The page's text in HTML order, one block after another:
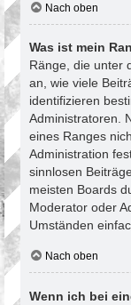
Nach oben
Was ist mein
Ränge, die unter
an, wie viele
identifizieren
Administratoren.
eines Ranges
Administration
sinnlosen
meisten Boards
Moderator oder
Umständen
Nach oben
Wenn ich bei